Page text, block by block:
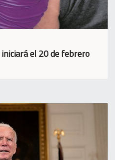
el 20 de febrero